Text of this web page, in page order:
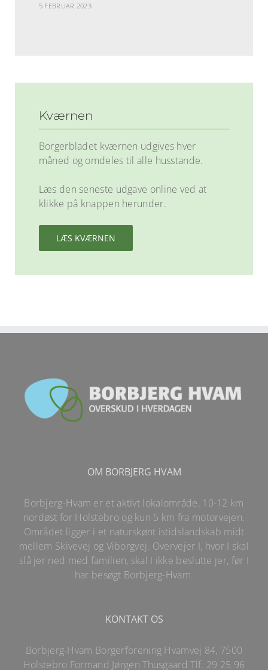
5 FEBRUAR 2023
Kværnen
Borgerbladet kværnen udgives hver
måned og omdeles til alle husstande.
Læs den seneste udgave online ved at
klikke på knappen herunder.
LÆS KVÆRNEN
OM BORBJERG HVAM
Borbjerg-Hvam er et aktivt lokalområde, 10-12 km
nordøst for Holstebro og kun 5 km fra motorvejen.
Området ligger i et naturskønt istidslandskab midt
mellem Skivevej og Viborgvej. Overvejer I, hvor I skal
slå jer ned med familien, skal I ikke beslutte jer, før I
har besøgt Borbjerg-Hvam.
KONTAKT OS
Borbjerg-Hvam Borgerforening Hvamvej 84, 7500
Holstebro Formand Jørgen Thusgaard Tlf. 29 25 96